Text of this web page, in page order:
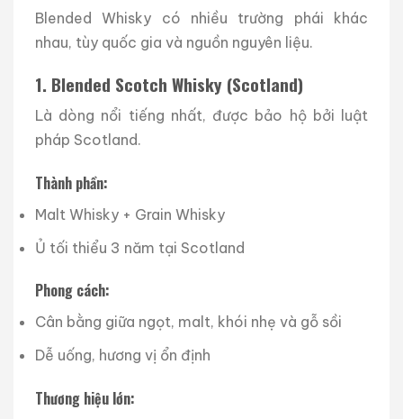
Blended Whisky có nhiều trường phái khác
nhau, tùy quốc gia và nguồn nguyên liệu.
1. Blended Scotch Whisky (Scotland)
Là dòng nổi tiếng nhất, được bảo hộ bởi luật
pháp Scotland.
Thành phần:
Malt Whisky + Grain Whisky
Ủ tối thiểu 3 năm tại Scotland
Phong cách:
Cân bằng giữa ngọt, malt, khói nhẹ và gỗ sồi
Dễ uống, hương vị ổn định
Thương hiệu lớn: